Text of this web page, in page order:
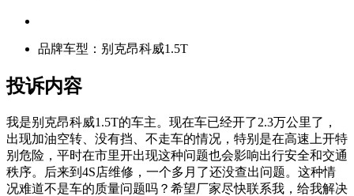
品牌车型：别克昂科威1.5T
投诉内容
我是别克昂科威1.5T的车主。现在车已经开了2.3万公里了，
出现加油空转、没有挡、不走车的情况，特别是在高速上开特
别危险，平时在市里开出现这种问题也会影响出行安全和交通
秩序。后来到4S店维修，一个多月了还没查出问题。这种情
况难道不是车的质量问题吗？希望厂家尽快联系我，给我解决